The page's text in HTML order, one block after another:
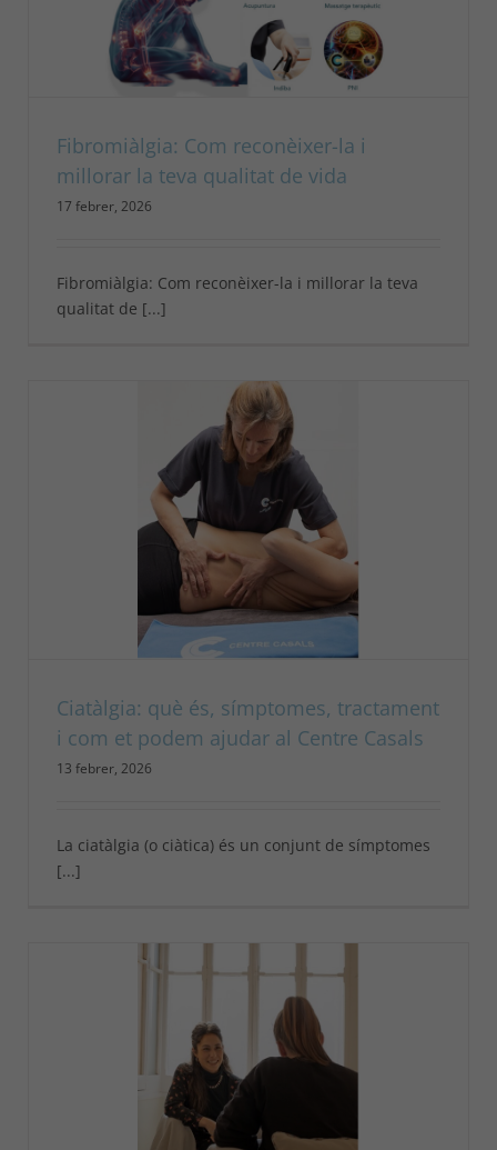
Fibromiàlgia: Com reconèixer-la i
millorar la teva qualitat de vida
17 febrer, 2026
Fibromiàlgia: Com reconèixer-la i millorar la teva
qualitat de [...]
Ciatàlgia: què és, símptomes, tractament
i com et podem ajudar al Centre Casals
13 febrer, 2026
La ciatàlgia (o ciàtica) és un conjunt de símptomes
[...]